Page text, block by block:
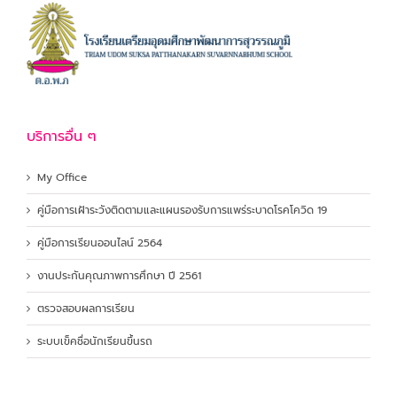
บริการอื่น ๆ
My Office
คู่มือการเฝ้าระวังติดตามและแผนรองรับการแพร่ระบาดโรคโควิด 19
คู่มือการเรียนออนไลน์ 2564
งานประกันคุณภาพการศึกษา ปี 2561
ตรวจสอบผลการเรียน
ระบบเข็คชื่อนักเรียนขึ้นรถ